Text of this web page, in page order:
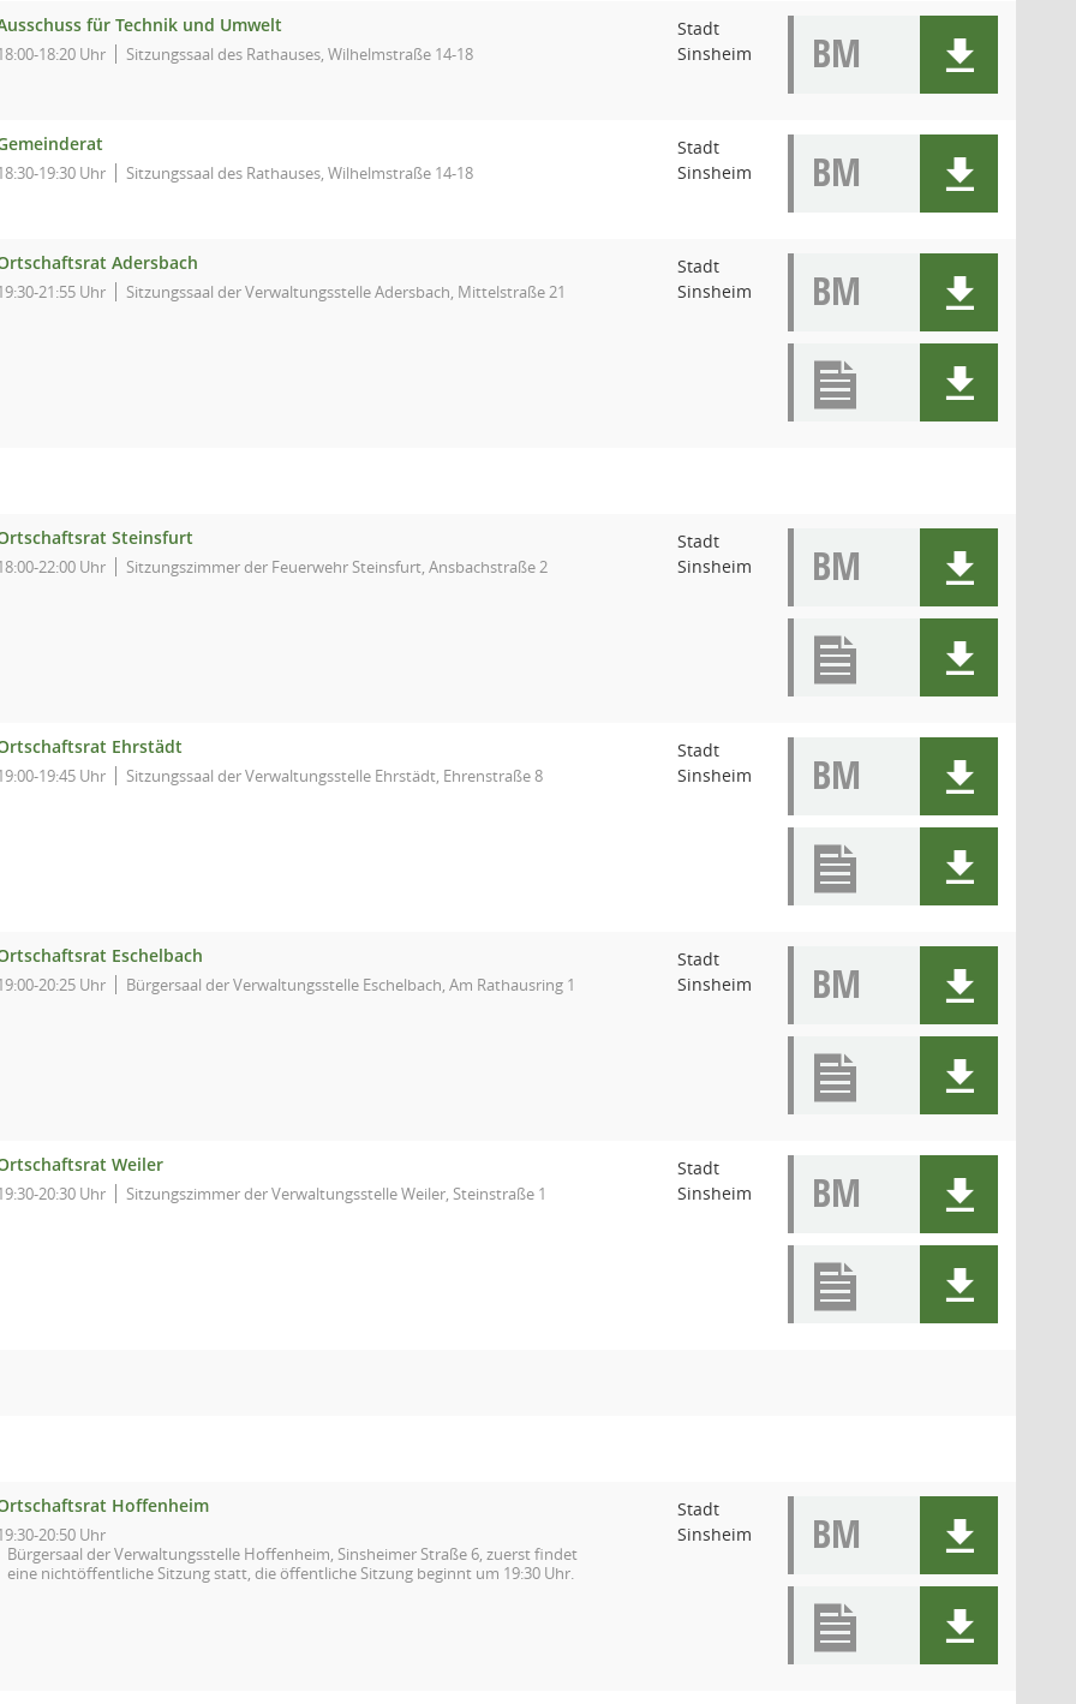
für Technik und Umwelt
18:20 Uhr Sitzungssaal des Rathauses, Wilhelmstraße 14-18
Stadt
Sinsheim
BM
19:30 Uhr Sitzungssaal des Rathauses, Wilhelmstraße 14-18
Stadt
Sinsheim
BM
Adersbach
21:55 Uhr Sitzungssaal der Verwaltungsstelle Adersbach, Mittelstraße 21
Stadt
Sinsheim
BM
Steinsfurt
22:00 Uhr Sitzungszimmer der Feuerwehr Steinsfurt, Ansbachstraße 2
Stadt
Sinsheim
BM
Ehrstädt
19:45 Uhr Sitzungssaal der Verwaltungsstelle Ehrstädt, Ehrenstraße 8
Stadt
Sinsheim
BM
Eschelbach
20:25 Uhr Bürgersaal der Verwaltungsstelle Eschelbach, Am Rathausring 1
Stadt
Sinsheim
BM
Weiler
20:30 Uhr Sitzungszimmer der Verwaltungsstelle Weiler, Steinstraße 1
Stadt
Sinsheim
BM
Hoffenheim
20:50 Uhr
Bürgersaal der Verwaltungsstelle Hoffenheim, Sinsheimer Straße 6, zuerst findet
eine nichtöffentliche Sitzung statt, die öffentliche Sitzung beginnt um 19:30 Uhr.
Stadt
Sinsheim
BM